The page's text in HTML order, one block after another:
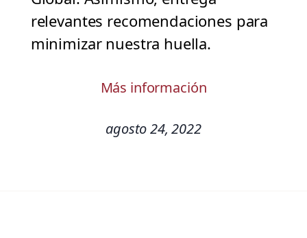
relevantes recomendaciones para
minimizar nuestra huella.
Más información
agosto 24, 2022